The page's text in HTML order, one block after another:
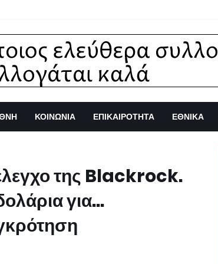
ΚΟΙΝΩΝΙΑ ΕΠΙΚΑΙΡΟΤΗΤΑ ΕΘΝΙΚΑ
της Blackrock.
για...